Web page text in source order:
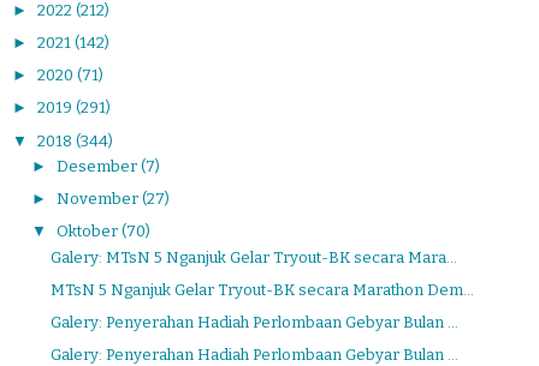
► 2022 (212)
► 2021 (142)
► 2020 (71)
► 2019 (291)
▼ 2018 (344)
► Desember (7)
► November (27)
▼ Oktober (70)
Galery: MTsN 5 Nganjuk Gelar Tryout-BK secara Mara...
MTsN 5 Nganjuk Gelar Tryout-BK secara Marathon Dem...
Galery: Penyerahan Hadiah Perlombaan Gebyar Bulan ...
Galery: Penyerahan Hadiah Perlombaan Gebyar Bulan ...